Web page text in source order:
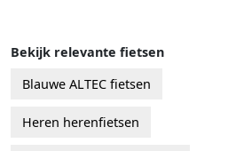
Bekijk relevante fietsen
Blauwe ALTEC fietsen
Heren herenfietsen